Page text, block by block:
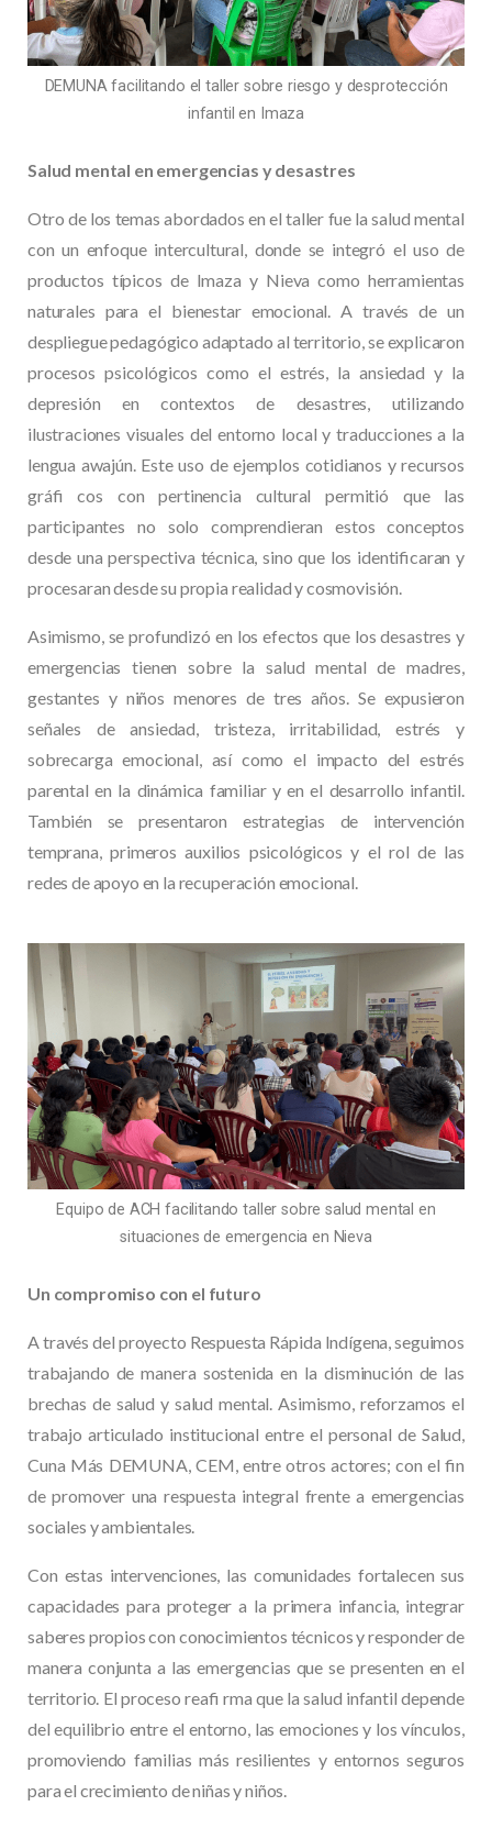
DEMUNA facilitando el taller sobre riesgo y desprotección
infantil en Imaza
Salud mental en emergencias y desastres
Otro de los temas abordados en el taller fue la salud mental
con un enfoque intercultural, donde se integró el uso de
productos típicos de Imaza y Nieva como herramientas
naturales para el bienestar emocional. A través de un
despliegue pedagógico adaptado al territorio, se explicaron
procesos psicológicos como el estrés, la ansiedad y la
depresión en contextos de desastres, utilizando
ilustraciones visuales del entorno local y traducciones a la
lengua awajún. Este uso de ejemplos cotidianos y recursos
gráfi cos con pertinencia cultural permitió que las
participantes no solo comprendieran estos conceptos
desde una perspectiva técnica, sino que los identificaran y
procesaran desde su propia realidad y cosmovisión.
Asimismo, se profundizó en los efectos que los desastres y
emergencias tienen sobre la salud mental de madres,
gestantes y niños menores de tres años. Se expusieron
señales de ansiedad, tristeza, irritabilidad, estrés y
sobrecarga emocional, así como el impacto del estrés
parental en la dinámica familiar y en el desarrollo infantil.
También se presentaron estrategias de intervención
temprana, primeros auxilios psicológicos y el rol de las
redes de apoyo en la recuperación emocional.
Equipo de ACH facilitando taller sobre salud mental en
situaciones de emergencia en Nieva
Un compromiso con el futuro
A través del proyecto Respuesta Rápida Indígena, seguimos
trabajando de manera sostenida en la disminución de las
brechas de salud y salud mental. Asimismo, reforzamos el
trabajo articulado institucional entre el personal de Salud,
Cuna Más DEMUNA, CEM, entre otros actores; con el fin
de promover una respuesta integral frente a emergencias
sociales y ambientales.
Con estas intervenciones, las comunidades fortalecen sus
capacidades para proteger a la primera infancia, integrar
saberes propios con conocimientos técnicos y responder de
manera conjunta a las emergencias que se presenten en el
territorio. El proceso reafi rma que la salud infantil depende
del equilibrio entre el entorno, las emociones y los vínculos,
promoviendo familias más resilientes y entornos seguros
para el crecimiento de niñas y niños.